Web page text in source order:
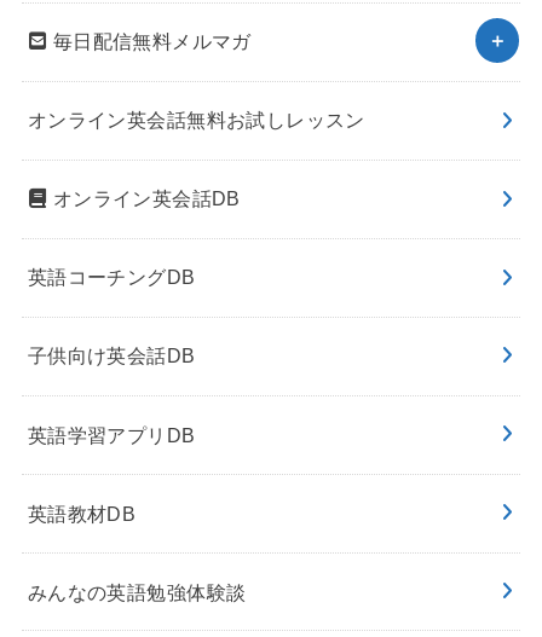
毎日配信無料メルマガ
オンライン英会話無料お試しレッスン
オンライン英会話DB
英語コーチングDB
子供向け英会話DB
英語学習アプリDB
英語教材DB
みんなの英語勉強体験談